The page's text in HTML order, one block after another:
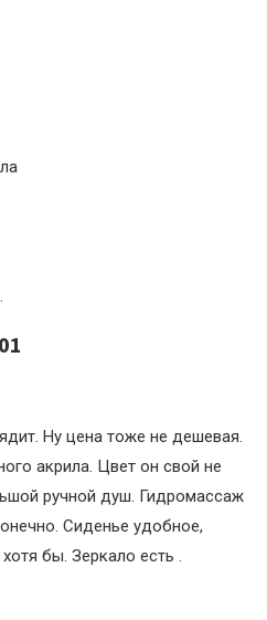
Ну цена тоже не дешевая.
акрила. Цвет он свой не
ручной душ. Гидромассаж
Сиденье удобное,
бы. Зеркало есть .